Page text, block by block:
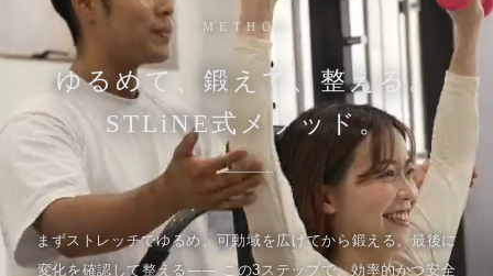
METHOD
ゆるめて、鍛えて、整える。
STLiNE式メソッド。
まずストレッチでゆるめ、可動域を広げてから鍛える。最後に
変化を確認して整える—— この3ステップで、効率的かつ安全